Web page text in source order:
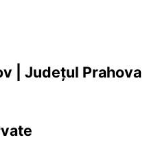
| Județul Prahova